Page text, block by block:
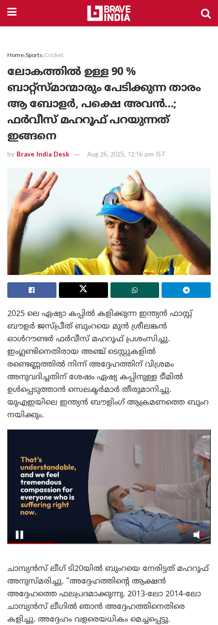
Home Sports Cricket
ലോകത്തിൽ ഉള്ള 90 %
ബാറ്റ്‌സ്മാന്മാരും പേടിക്കുന്ന താരം
ആ ബോളർ, പക്ഷെ അവൻ…;
ഫർവീസ് മഹറൂഫ് പറയുന്നത്
ഇങ്ങനെ
by Brave India Desk Aug 26, 2025, 12:16 pm IST
2025 ലെ ഏഷ്യാ കപ്പിൽ കളിക്കുന്ന ഇന്ത്യൻ ഫാസ്റ്റ്
ബൗളർ ജസ്പ്രീത് ബുംറയെ മുൻ ശ്രീലങ്കൻ
ഓൾറൗണ്ടർ ഫർവീസ് മഹറൂഫ് പ്രശംസിച്ചു.
ഇംഗ്ലണ്ടിനെതിരായ അഞ്ച് ടെസ്റ്റുകളിൽ
രണ്ടെണ്ണത്തിൽ നിന്ന് അദ്ദേഹത്തിന് വിശ്രമം
അനുവദിച്ചതിന് ശേഷം ഏഷ്യ കപ്പിനുള്ള ടീമിൽ
ഉൾപ്പെടുത്താൻ സെലക്ടർമാർ തീരുമാനിച്ചു.
യുഎഇയിലെ ഇന്ത്യൻ ബൗളിംഗ് ആക്രമണത്തെ ബുംറ
നയിക്കും.
ചാമ്പ്യൻസ് ലീഗ് ടി20യിൽ ബുംറയെ നേരിട്ടത് മഹറൂഫ്
അനുസ്മരിച്ചു. “അദ്ദേഹത്തിന്റെ ആക്ഷൻ
അദ്ദേഹത്തെ ഫലപ്രദമാക്കുന്നു. 2013-ലോ 2014-ലോ
ചാമ്പ്യൻസ് ലീഗിൽ ഞാൻ അദ്ദേഹത്തിനെതിരെ
കളിച്ചു. അദ്ദേഹം വളരെയധികം മെച്ചപ്പെട്ടു.